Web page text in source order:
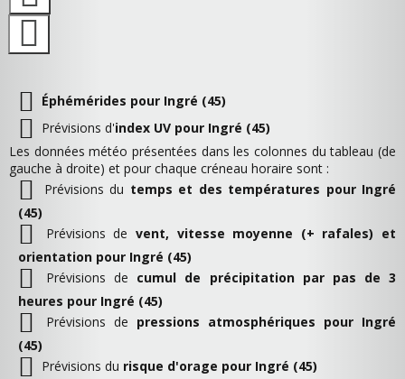
Éphémérides pour Ingré (45)
Prévisions d'index UV pour Ingré (45)
Les données météo présentées dans les colonnes du tableau (de
gauche à droite) et pour chaque créneau horaire sont :
Prévisions du temps et des températures pour Ingré
(45)
Prévisions de vent, vitesse moyenne (+ rafales) et
orientation pour Ingré (45)
Prévisions de cumul de précipitation par pas de 3
heures pour Ingré (45)
Prévisions de pressions atmosphériques pour Ingré
(45)
Prévisions du risque d'orage pour Ingré (45)